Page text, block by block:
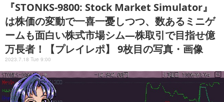
『STONKS-9800: Stock Market Simulator』
は株価の変動で一喜一憂しつつ、数あるミニゲ
ームも面白い株式市場シム―株取引で目指せ億
万長者！【プレイレポ】 9枚目の写真・画像
2023.7.18 Tue 9:00